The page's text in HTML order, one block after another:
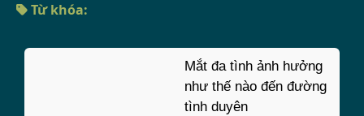
Từ khóa:
Mắt đa tình ảnh hưởng
như thế nào đến đường
tình duyên